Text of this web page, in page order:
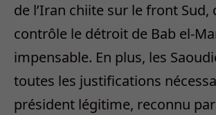
de l’Iran chiite sur le front Sud,
contrôle le détroit de Bab el-
impensable. En plus, les
toutes les justifications
président légitime, reconnu